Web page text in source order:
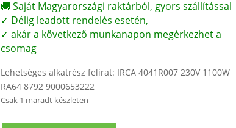
🚚 Saját Magyarországi raktárból, gyors szállítással
✓ Délig leadott rendelés esetén,
✓ akár a következő munkanapon megérkezhet a
csomag
Lehetséges alkatrész felirat: IRCA 4041R007 230V 1100W
RA64 8792 9000653222
Csak 1 maradt készleten